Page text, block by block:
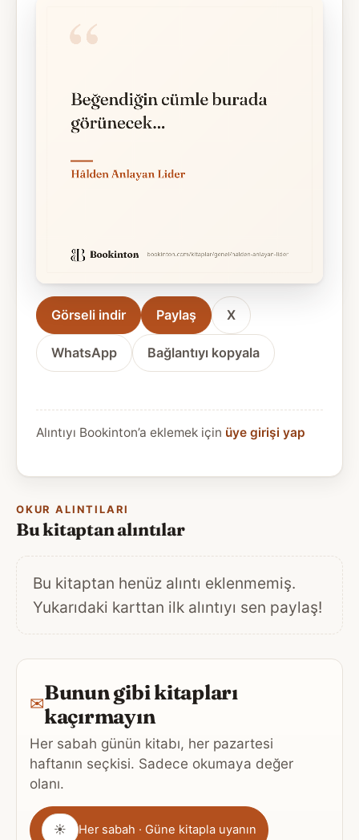
Görseli indir Paylaş X
WhatsApp Bağlantıyı kopyala
Alıntıyı Bookinton’a eklemek için üye girişi yap
OKUR ALINTILARI
Bu kitaptan alıntılar
Bu kitaptan henüz alıntı eklenmemiş.
Yukarıdaki karttan ilk alıntıyı sen paylaş!
✉Bunun gibi kitapları
kaçırmayın
Her sabah günün kitabı, her pazartesi
haftanın seçkisi. Sadece okumaya değer
olanı.
Gönderim
☀ Her sabah · Güne kitapla uyanın